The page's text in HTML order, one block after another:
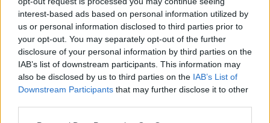
interest-based ads based on personal information utilized by
us or personal information disclosed to third parties prior to
your opt-out. You may separately opt-out of the further
disclosure of your personal information by third parties on the
IAB’s list of downstream participants. This information may
also be disclosed by us to third parties on the IAB’s List of
Downstream Participants that may further disclose it to other
specifici, configurazioni difficilmente reperibili sul
nuovo: una libertà di scelta che apre interessanti
scenari per chi cerca caratteristiche precise. La
disponibilità immediatarappresenta un ulteriore
elemento a favore: dove l’acquisto di un’auto nuova
può comportare attese di mesi, la consegna di una
vettura usata avviene in tempi sensibilmente più
rapidi.